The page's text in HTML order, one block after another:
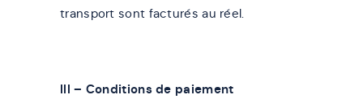
transport sont facturés au réel.
III – Conditions de paiement